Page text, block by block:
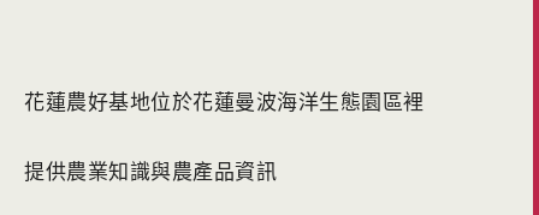
花蓮農好基地位於花蓮曼波海洋生態園區裡
提供農業知識與農產品資訊